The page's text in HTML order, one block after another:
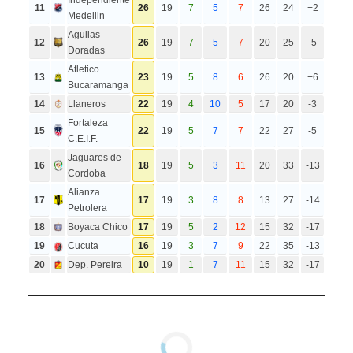
11
Medellin
26 19 7 5 7 26 24 +2
12
Aguilas
Doradas
26 19 7 5 7 20 25 -5
13
Atletico
Bucaramanga
23 19 5 8 6 26 20 +6
14 Llaneros 22 19 4 10 5 17 20 -3
15
Fortaleza
C.E.I.F.
22 19 5 7 7 22 27 -5
16
Jaguares de
Cordoba
18 19 5 3 11 20 33 -13
17
Alianza
Petrolera
17 19 3 8 8 13 27 -14
18 Boyaca Chico 17 19 5 2 12 15 32
-17
19
Cucuta 16 19 3 7 9 22 35
-13
20
Dep. Pereira 10 19 1 7 11 15 32 -17